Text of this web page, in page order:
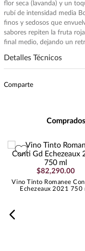
flor seca (lavanda) y un
rubí de intensidad media
finos y sedosos que
sabores repiten la fruta
final medio, dejando un
Detalles Técnicos
Presentación
Grados de Alcohol
Uva
Comparte
$82,290.00
Vino Tinto Romanee
Echezeaux 2021 750